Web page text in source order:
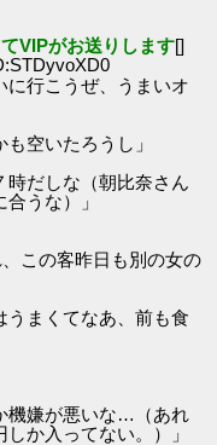
VIPがお送りします[]
に行こうぜ、うまいオ
いたろうし」
時だしな（朝比奈さん
うな）」
この客昨日も別の女の
うまくてなあ、前も食
機嫌が悪いな…（あれ
か入ってない。）」